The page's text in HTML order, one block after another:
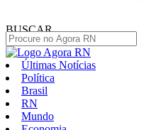
BUSCAR
Últimas Notícias
Política
Brasil
RN
Mundo